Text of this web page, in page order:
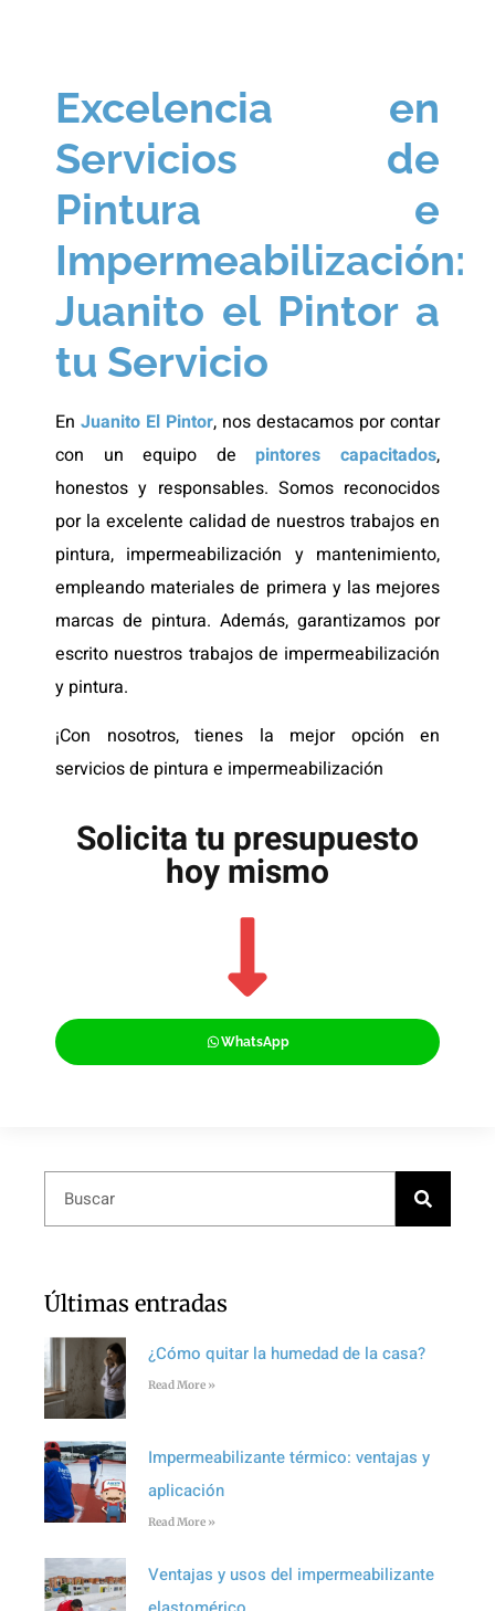
Excelencia en
Servicios de
Pintura e
Impermeabilización:
Juanito el Pintor a
tu Servicio
En Juanito El Pintor, nos destacamos por contar
con un equipo de pintores capacitados,
honestos y responsables. Somos reconocidos
por la excelente calidad de nuestros trabajos en
pintura, impermeabilización y mantenimiento,
empleando materiales de primera y las mejores
marcas de pintura. Además, garantizamos por
escrito nuestros trabajos de impermeabilización
y pintura.
¡Con nosotros, tienes la mejor opción en
servicios de pintura e impermeabilización
Solicita tu presupuesto
hoy mismo
WhatsApp
Últimas entradas
¿Cómo quitar la humedad de la casa?
Read More »
Impermeabilizante térmico: ventajas y
aplicación
Read More »
Ventajas y usos del impermeabilizante